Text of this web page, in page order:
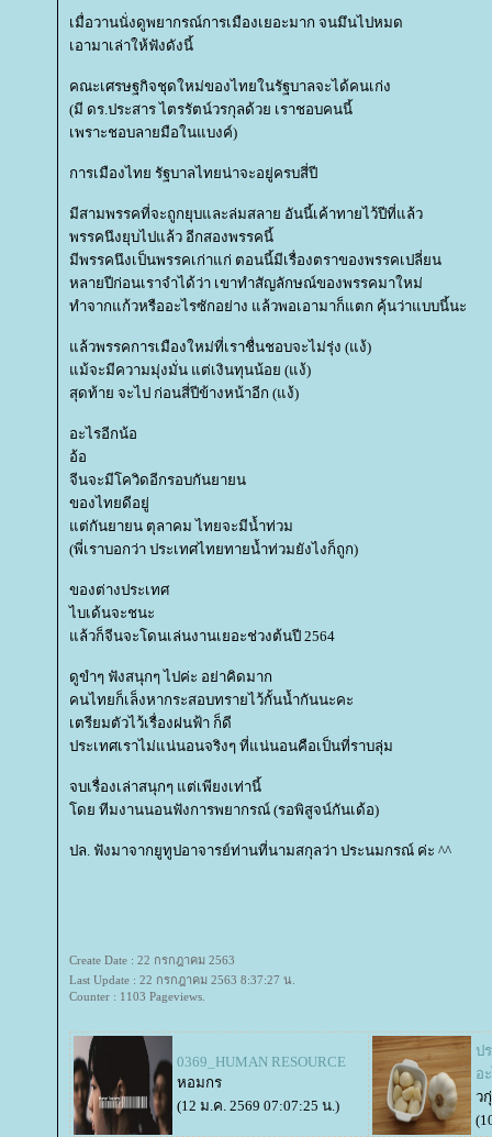
เมื่อวานนั่งดูพยากรณ์การเมืองเยอะมาก จนมึนไปหมด
เอามาเล่าให้ฟังดังนี้
คณะเศรษฐกิจชุดใหม่ของไทยในรัฐบาลจะได้คนเก่ง
(มี ดร.ประสาร ไตรรัตน์วรกุลด้วย เราชอบคนนี้
เพราะชอบลายมือในแบงค์)
การเมืองไทย รัฐบาลไทยน่าจะอยู่ครบสี่ปี
มีสามพรรคที่จะถูกยุบและล่มสลาย อันนี้เค้าทายไว้ปีที่แล้ว
พรรคนึงยุบไปแล้ว อีกสองพรรคนี้
มีพรรคนึงเป็นพรรคเก่าแก่ ตอนนี้มีเรื่องตราของพรรคเปลี่ยน
หลายปีก่อนเราจำได้ว่า เขาทำสัญลักษณ์ของพรรคมาใหม่
ทำจากแก้วหรืออะไรซักอย่าง แล้วพอเอามาก็แตก คุ้นว่าแบบนี้นะ
ล้วพรรคการเมืองใหม่ที่เราชื่นชอบจะไม่รุ่ง (แง้)
ม้จะมีความมุ่งมั่น แต่เงินทุนน้อย (แง้)
สุดท้าย จะไป ก่อนสี่ปีข้างหน้าอีก (แง้)
อะไรอีกน้อ
อ้อ
จีนจะมีโควิดอีกรอบกันยายน
ของไทยดีอยู่
ต่กันยายน ตุลาคม ไทยจะมีน้ำท่วม
(พี่เราบอกว่า ประเทศไทยทายน้ำท่วมยังไงก็ถูก)
ของต่างประเทศ
ไบเด้นจะชนะ
ล้วก็จีนจะโดนเล่นงานเยอะช่วงต้นปี 2564
ดูขำๆ ฟังสนุกๆ ไปค่ะ อย่าคิดมาก
คนไทยก็เล็งหากระสอบทรายไว้กั้นน้ำกันนะคะ
เตรียมตัวไว้เรื่องฝนฟ้า ก็ดี
ประเทศเราไม่แน่นอนจริงๆ ที่แน่นอนคือเป็นที่ราบลุ่ม
จบเรื่องเล่าสนุกๆ แต่เพียงเท่านี้
ดย ทีมงานนอนฟังการพยากรณ์ (รอพิสูจน์กันเด้อ)
ปล. ฟังมาจากยูทูปอาจารย์ท่านที่นามสกุลว่า ประนมกรณ์ ค่ะ ^^
Create Date : 22 กรกฎาคม 2563
Last Update : 22 กรกฎาคม 2563 8:37:27 น.
Counter : 1103 Pageviews.
0369_HUMAN RESOURCE
หอมกร
(12 ม.ค. 2569 07:07:25 น.)
ป
อ
ว